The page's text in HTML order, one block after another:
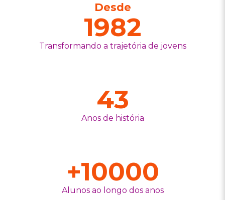
Desde
1982
Transformando a trajetória de jovens
43
Anos de história
+10000
Alunos ao longo dos anos